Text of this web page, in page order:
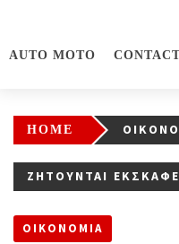
AUTO MOTO
HOME
ΖΗΤΟΎΝΤΑΙ
ΟΙΚΟΝΟΜΙΑ